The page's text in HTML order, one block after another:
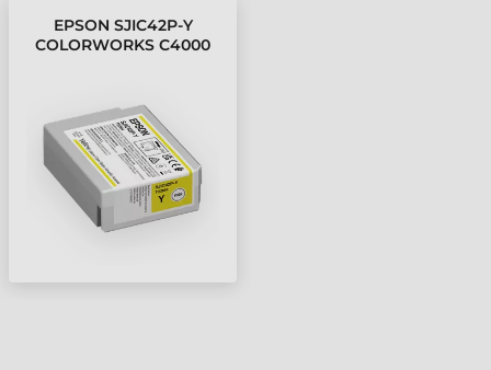
EPSON SJIC42P-Y
COLORWORKS C4000